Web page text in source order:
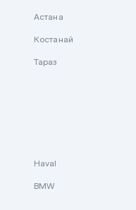
Астана
Костанай
Тараз
Haval
BMW